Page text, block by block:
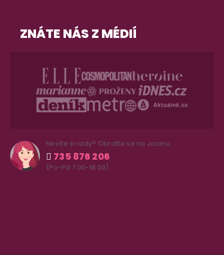
ZNÁTE NÁS Z MÉDIÍ
Nevíte si rady? Obraťte se na Jolanu
735 876 206
(Po-Pá 7.00-18.00)